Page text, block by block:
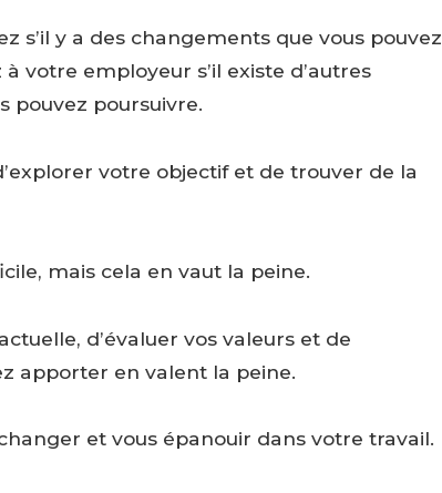
s’il y a des changements que vous pouvez
votre employeur s’il existe d’autres
pouvez poursuivre.
votre objectif et de trouver de la
mais cela en vaut la peine.
d’évaluer vos valeurs et de
apporter en valent la peine.
et vous épanouir dans votre travail.